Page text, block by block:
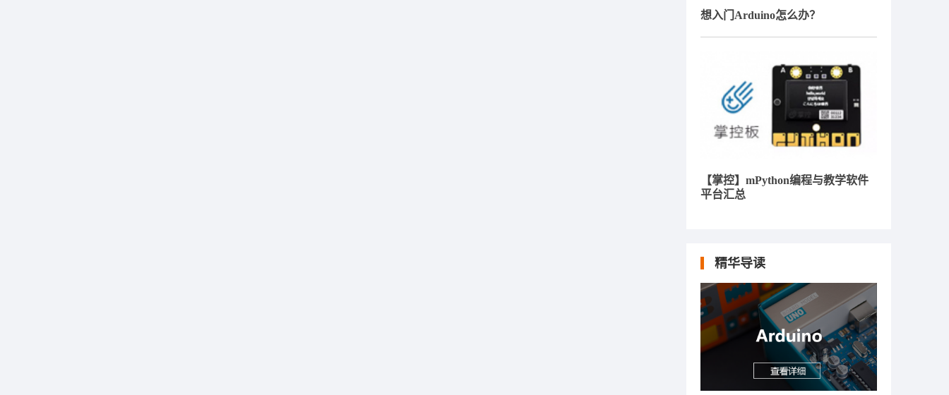
想入门Arduino怎么办？
【掌控】mPython编程与教学软件
平台汇总
精华导读